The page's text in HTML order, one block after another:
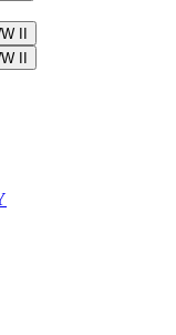
II
II